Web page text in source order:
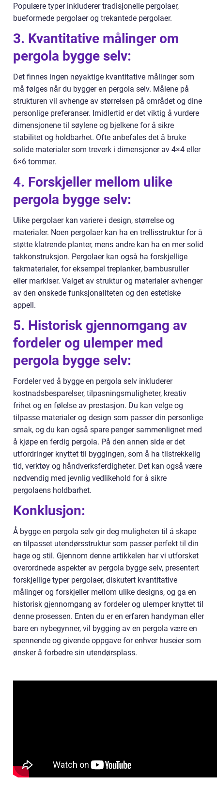
Populære typer inkluderer tradisjonelle pergolaer,
bueformede pergolaer og trekantede pergolaer.
3. Kvantitative målinger om
pergola bygge selv:
Det finnes ingen nøyaktige kvantitative målinger som
må følges når du bygger en pergola selv. Målene på
strukturen vil avhenge av størrelsen på området og dine
personlige preferanser. Imidlertid er det viktig å vurdere
dimensjonene til søylene og bjelkene for å sikre
stabilitet og holdbarhet. Ofte anbefales det å bruke
solide materialer som treverk i dimensjoner av 4×4 eller
6×6 tommer.
4. Forskjeller mellom ulike
pergola bygge selv:
Ulike pergolaer kan variere i design, størrelse og
materialer. Noen pergolaer kan ha en trellisstruktur for å
støtte klatrende planter, mens andre kan ha en mer solid
takkonstruksjon. Pergolaer kan også ha forskjellige
takmaterialer, for eksempel treplanker, bambusruller
eller markiser. Valget av struktur og materialer avhenger
av den ønskede funksjonaliteten og den estetiske
appell.
5. Historisk gjennomgang av
fordeler og ulemper med
pergola bygge selv:
Fordeler ved å bygge en pergola selv inkluderer
kostnadsbesparelser, tilpasningsmuligheter, kreativ
frihet og en følelse av prestasjon. Du kan velge og
tilpasse materialer og design som passer din personlige
smak, og du kan også spare penger sammenlignet med
å kjøpe en ferdig pergola. På den annen side er det
utfordringer knyttet til byggingen, som å ha tilstrekkelig
tid, verktøy og håndverksferdigheter. Det kan også være
nødvendig med jevnlig vedlikehold for å sikre
pergolaens holdbarhet.
Konklusjon:
Å bygge en pergola selv gir deg muligheten til å skape
en tilpasset utendørsstruktur som passer perfekt til din
hage og stil. Gjennom denne artikkelen har vi utforsket
overordnede aspekter av pergola bygge selv, presentert
forskjellige typer pergolaer, diskutert kvantitative
målinger og forskjeller mellom ulike designs, og ga en
historisk gjennomgang av fordeler og ulemper knyttet til
denne prosessen. Enten du er en erfaren handyman eller
bare en nybegynner, vil bygging av en pergola være en
spennende og givende oppgave for enhver huseier som
ønsker å forbedre sin utendørsplass.